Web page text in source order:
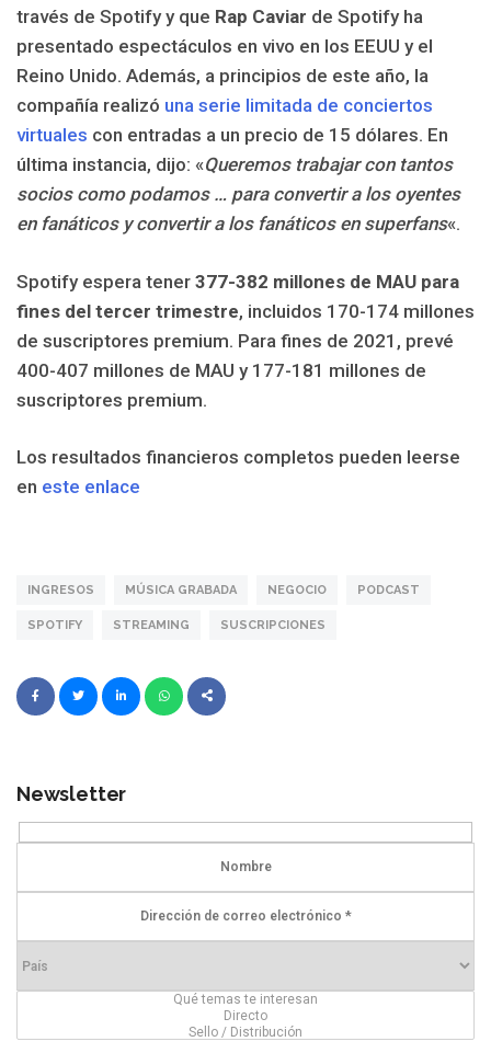
través de Spotify y que Rap Caviar de Spotify ha
presentado espectáculos en vivo en los EEUU y el
Reino Unido. Además, a principios de este año, la
compañía realizó una serie limitada de conciertos
virtuales con entradas a un precio de 15 dólares. En
última instancia, dijo: «Queremos trabajar con tantos
socios como podamos … para convertir a los oyentes
en fanáticos y convertir a los fanáticos en superfans«.
Spotify espera tener 377-382 millones de MAU para
fines del tercer trimestre, incluidos 170-174 millones
de suscriptores premium. Para fines de 2021, prevé
400-407 millones de MAU y 177-181 millones de
suscriptores premium.
Los resultados financieros completos pueden leerse
en este enlace
INGRESOS MÚSICA GRABADA NEGOCIO PODCAST
SPOTIFY STREAMING SUSCRIPCIONES
Newsletter